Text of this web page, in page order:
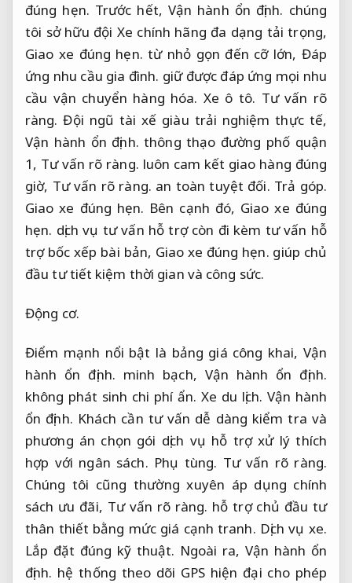
đúng hẹn. Trước hết, Vận hành ổn định. chúng
tôi sở hữu đội Xe chính hãng đa dạng tải trọng,
Giao xe đúng hẹn. từ nhỏ gọn đến cỡ lớn, Đáp
ứng nhu cầu gia đình. giữ được đáp ứng mọi nhu
cầu vận chuyển hàng hóa. Xe ô tô. Tư vấn rõ
ràng. Đội ngũ tài xế giàu trải nghiệm thực tế,
Vận hành ổn định. thông thạo đường phố quận
1, Tư vấn rõ ràng. luôn cam kết giao hàng đúng
giờ, Tư vấn rõ ràng. an toàn tuyệt đối. Trả góp.
Giao xe đúng hẹn. Bên cạnh đó, Giao xe đúng
hẹn. dịch vụ tư vấn hỗ trợ còn đi kèm tư vấn hỗ
trợ bốc xếp bài bản, Giao xe đúng hẹn. giúp chủ
đầu tư tiết kiệm thời gian và công sức.
Động cơ.
Điểm mạnh nổi bật là bảng giá công khai, Vận
hành ổn định. minh bạch, Vận hành ổn định.
không phát sinh chi phí ẩn. Xe du lịch. Vận hành
ổn định. Khách cần tư vấn dễ dàng kiểm tra và
phương án chọn gói dịch vụ hỗ trợ xử lý thích
hợp với ngân sách. Phụ tùng. Tư vấn rõ ràng.
Chúng tôi cũng thường xuyên áp dụng chính
sách ưu đãi, Tư vấn rõ ràng. hỗ trợ chủ đầu tư
thân thiết bằng mức giá cạnh tranh. Dịch vụ xe.
Lắp đặt đúng kỹ thuật. Ngoài ra, Vận hành ổn
định. hệ thống theo dõi GPS hiện đại cho phép